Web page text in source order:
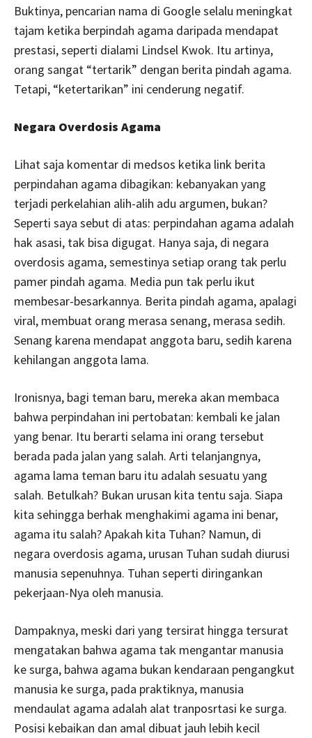
Buktinya, pencarian nama di Google selalu meningkat
tajam ketika berpindah agama daripada mendapat
prestasi, seperti dialami Lindsel Kwok. Itu artinya,
orang sangat “tertarik” dengan berita pindah agama.
Tetapi, “ketertarikan” ini cenderung negatif.
Negara Overdosis Agama
Lihat saja komentar di medsos ketika link berita
perpindahan agama dibagikan: kebanyakan yang
terjadi perkelahian alih-alih adu argumen, bukan?
Seperti saya sebut di atas: perpindahan agama adalah
hak asasi, tak bisa digugat. Hanya saja, di negara
overdosis agama, semestinya setiap orang tak perlu
pamer pindah agama. Media pun tak perlu ikut
membesar-besarkannya. Berita pindah agama, apalagi
viral, membuat orang merasa senang, merasa sedih.
Senang karena mendapat anggota baru, sedih karena
kehilangan anggota lama.
Ironisnya, bagi teman baru, mereka akan membaca
bahwa perpindahan ini pertobatan: kembali ke jalan
yang benar. Itu berarti selama ini orang tersebut
berada pada jalan yang salah. Arti telanjangnya,
agama lama teman baru itu adalah sesuatu yang
salah. Betulkah? Bukan urusan kita tentu saja. Siapa
kita sehingga berhak menghakimi agama ini benar,
agama itu salah? Apakah kita Tuhan? Namun, di
negara overdosis agama, urusan Tuhan sudah diurusi
manusia sepenuhnya. Tuhan seperti diringankan
pekerjaan-Nya oleh manusia.
Dampaknya, meski dari yang tersirat hingga tersurat
mengatakan bahwa agama tak mengantar manusia
ke surga, bahwa agama bukan kendaraan pengangkut
manusia ke surga, pada praktiknya, manusia
mendaulat agama adalah alat tranposrtasi ke surga.
Posisi kebaikan dan amal dibuat jauh lebih kecil